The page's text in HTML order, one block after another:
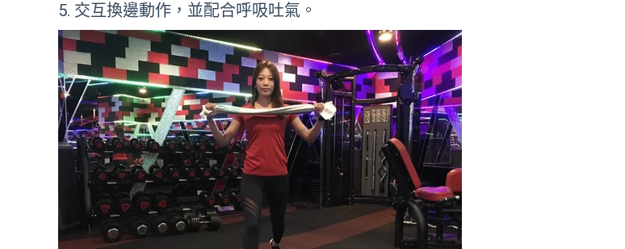
交互換邊動作，並配合呼吸吐氣。